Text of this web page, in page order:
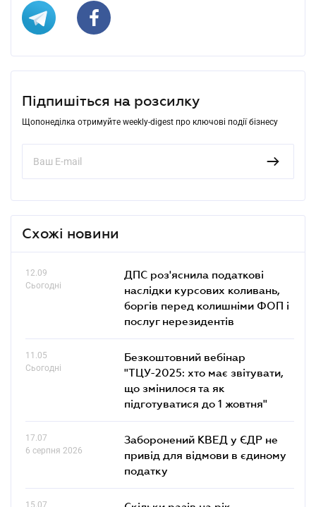
Підпишіться на розсилку
Щопонеділка отримуйте weekly-digest про ключові події бізнесу
Схожі новини
12.09
Сьогодні
ДПС роз'яснила податкові
наслідки курсових коливань,
боргів перед колишніми ФОП і
послуг нерезидентів
11.05
Сьогодні
Безкоштовний вебінар
"ТЦУ-2025: хто має звітувати,
що змінилося та як
підготуватися до 1 жовтня"
17.07
6 серпня 2026
Заборонений КВЕД у ЄДР не
привід для відмови в єдиному
податку
15.07